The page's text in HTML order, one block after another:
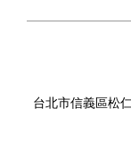
台北市信義區松